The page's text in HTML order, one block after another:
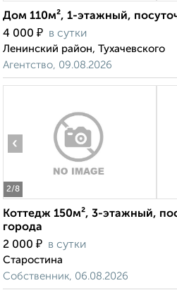
Дом 110м², 1-этажный,
4 000 ₽ в сутки
Ленинский район, Тухачевского
Агентство, 09.08.2026
2/8
‹
Коттедж 150м², 3-этажный,
города
2 000 ₽ в сутки
Старостина
Собственник, 06.08.2026